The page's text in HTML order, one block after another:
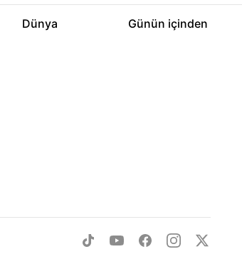
Dünya Günün içinden